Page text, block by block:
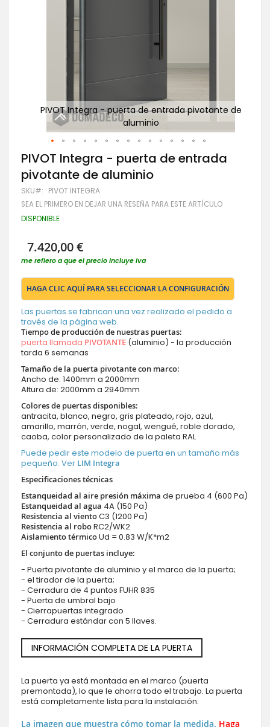
PIVOT Integra - puerta de entrada pivotante de
aluminio
Saltar
al
comienzo
de
la
galería
de
PIVOT Integra - puerta de entrada
pivotante de aluminio
SKU PIVOT INTEGRA
SEA EL PRIMERO EN DEJAR UNA RESEÑA PARA ESTE ARTÍCULO
DISPONIBLE
7.420,00 €
me refiero a que el precio incluye iva
HAGA CLIC AQUÍ PARA SELECCIONAR LA CONFIGURACIÓN
Las puertas se fabrican una vez realizado el pedido a
través de la página web.
Tiempo de producción de nuestras puertas:
puerta llamada PIVOTANTE (aluminio) - la producción
tarda 6 semanas
Tamaño de la puerta pivotante con marco:
Ancho de: 1400mm a 2000mm
Altura de: 2000mm a 2940mm
Colores de puertas disponibles:
antracita, blanco, negro, gris plateado, rojo, azul,
amarillo, marrón, verde, nogal, wengué, roble dorado,
caoba, color personalizado de la paleta RAL
Puede pedir este modelo de puerta en un tamaño más
pequeño. Ver LIM Integra
Especificaciones técnicas
Estanqueidad al aire presión máxima de prueba 4 (600 Pa)
Estanqueidad al agua 4A (150 Pa)
Resistencia al vientoC3 (1200 Pa)
Resistencia al roboRC2/WK2
Aislamiento térmicoUd = 0.83 W/K*m2
El conjunto de puertas incluye:
- Puerta pivotante de aluminio y el marco de la puerta;
- el tirador de la puerta;
- Cerradura de 4 puntos FUHR 835
- Puerta de umbral bajo
- Cierrapuertas integrado
- Cerradura estándar con 5 llaves.
INFORMACIÓN COMPLETA DE LA PUERTA
La puerta ya está montada en el marco (puerta
premontada), lo que le ahorra todo el trabajo. La puerta
está completamente lista para la instalación.
La imagen que muestra cómo tomar la medida. Haga